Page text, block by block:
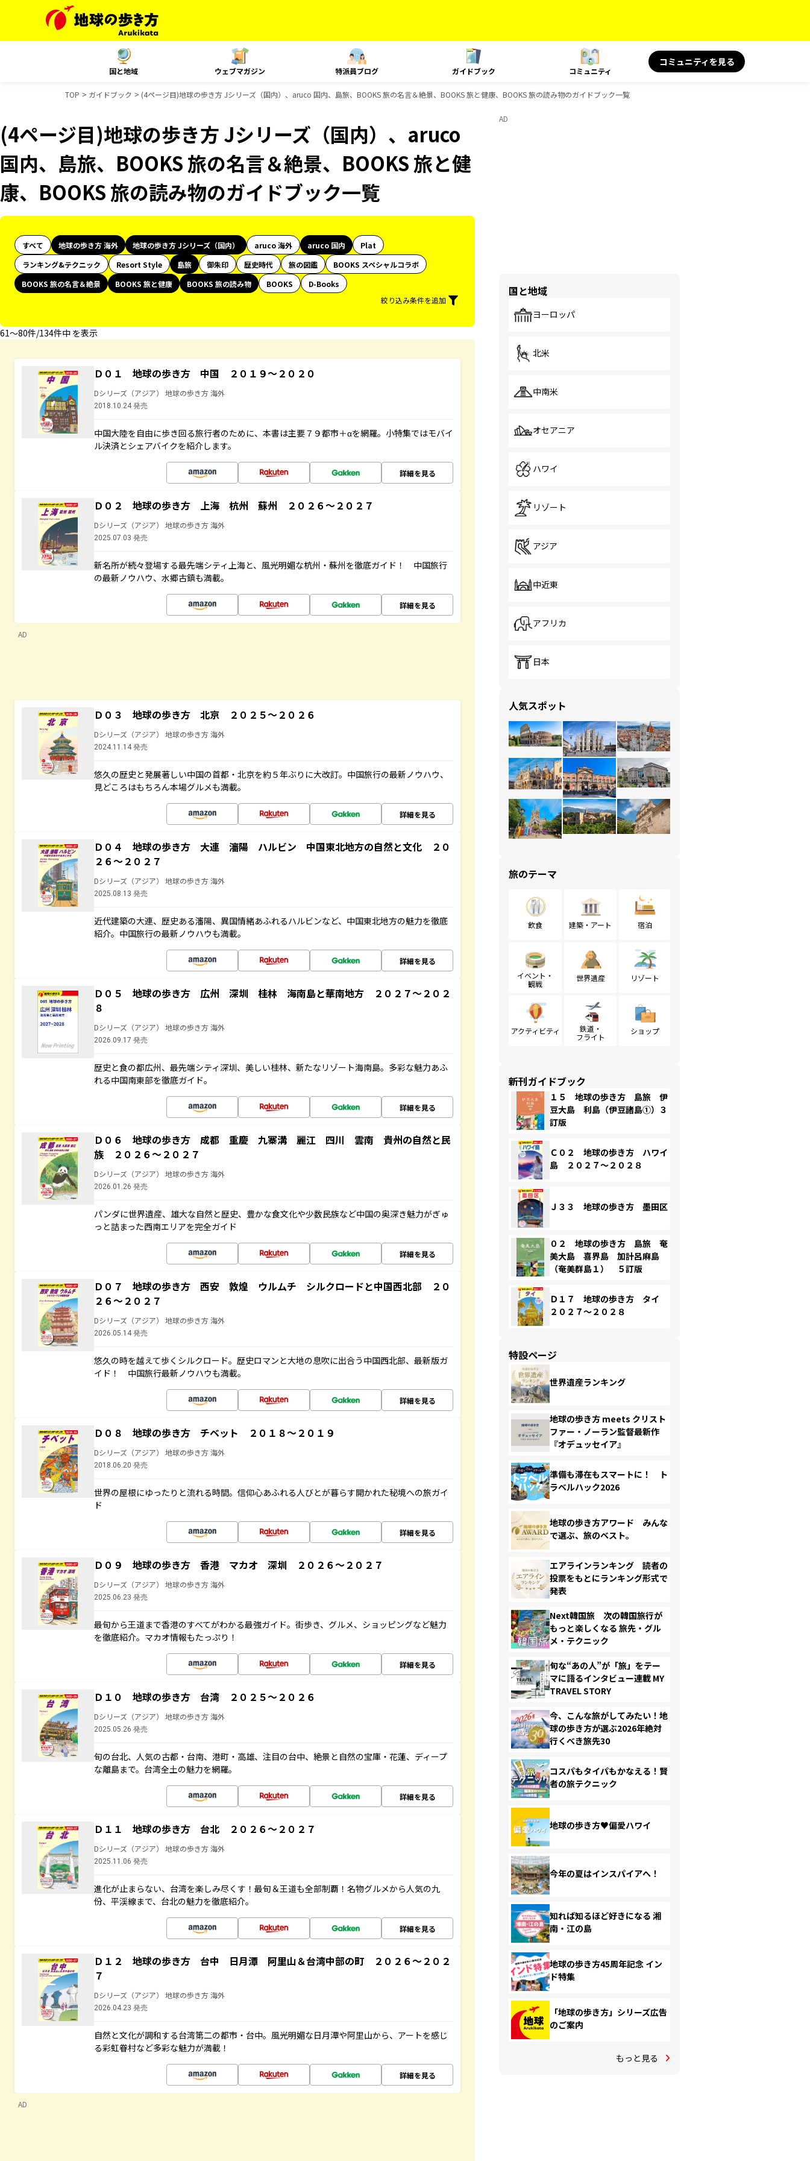
国と地域 ウェブマガジン 特派員ブログ ガイドブック コミュニティ
コミュニティを見る
TOP ガイドブック (4ページ目)地球の歩き方 Jシリーズ（国内）、aruco 国内、島旅、BOOKS 旅の名言＆絶景、BOOKS 旅と健康、BOOKS 旅の読み物のガイドブック一覧
(4ページ目)地球の歩き方 Jシリーズ（国内）、aruco
国内、島旅、BOOKS 旅の名言＆絶景、BOOKS 旅と健
康、BOOKS 旅の読み物のガイドブック一覧
すべて 地球の歩き方 海外 地球の歩き方 Jシリーズ（国内） aruco 海外 aruco 国内
Plat
ランキング&テクニック
Resort Style 島旅 御朱印 歴史時代 旅の図鑑
BOOKS スペシャルコラボ
BOOKS 旅の名言＆絶景
BOOKS 旅と健康 BOOKS 旅の読み物 BOOKS
D-Books
絞り込み条件を追加
61〜80件/134件中 を表示
Ｄ０１ 地球の歩き方 中国 ２０１９～２０２０
Dシリーズ（アジア） 地球の歩き方 海外
2018.10.24 発売
中国大陸を自由に歩き回る旅行者のために、本書は主要７９都市＋αを網羅。小特集ではモバイ
ル決済とシェアバイクを紹介します。
詳細を見る
Ｄ０２ 地球の歩き方 上海 杭州 蘇州 ２０２６～２０２７
Dシリーズ（アジア） 地球の歩き方 海外
2025.07.03 発売
新名所が続々登場する最先端シティ上海と、風光明媚な杭州・蘇州を徹底ガイド！ 中国旅行
の最新ノウハウ、水郷古鎮も満載。
詳細を見る
AD
Ｄ０３ 地球の歩き方 北京 ２０２５～２０２６
Dシリーズ（アジア） 地球の歩き方 海外
2024.11.14 発売
悠久の歴史と発展著しい中国の首都・北京を約５年ぶりに大改訂。中国旅行の最新ノウハウ、
見どころはもちろん本場グルメも満載。
詳細を見る
Ｄ０４ 地球の歩き方 大連 瀋陽 ハルビン 中国東北地方の自然と文化 ２０
２６～２０２７
Dシリーズ（アジア） 地球の歩き方 海外
2025.08.13 発売
近代建築の大連、歴史ある瀋陽、異国情緒あふれるハルビンなど、中国東北地方の魅力を徹底
紹介。中国旅行の最新ノウハウも満載。
詳細を見る
Ｄ０５ 地球の歩き方 広州 深圳 桂林 海南島と華南地方 ２０２７～２０２
８
Dシリーズ（アジア） 地球の歩き方 海外
2026.09.17 発売
歴史と食の都広州、最先端シティ深圳、美しい桂林、新たなリゾート海南島。多彩な魅力あふ
れる中国南東部を徹底ガイド。
詳細を見る
Ｄ０６ 地球の歩き方 成都 重慶 九寨溝 麗江 四川 雲南 貴州の自然と民
族 ２０２６～２０２７
Dシリーズ（アジア） 地球の歩き方 海外
2026.01.26 発売
パンダに世界遺産、雄大な自然と歴史、豊かな食文化や少数民族など中国の奥深き魅力がぎゅ
っと詰まった西南エリアを完全ガイド
詳細を見る
Ｄ０７ 地球の歩き方 西安 敦煌 ウルムチ シルクロードと中国西北部 ２０
２６～２０２７
Dシリーズ（アジア） 地球の歩き方 海外
2026.05.14 発売
悠久の時を越えて歩くシルクロード。歴史ロマンと大地の息吹に出合う中国西北部、最新版ガ
イド！ 中国旅行最新ノウハウも満載。
詳細を見る
Ｄ０８ 地球の歩き方 チベット ２０１８～２０１９
Dシリーズ（アジア） 地球の歩き方 海外
2018.06.20 発売
世界の屋根にゆったりと流れる時間。信仰心あふれる人びとが暮らす開かれた秘境への旅ガイ
ド
詳細を見る
Ｄ０９ 地球の歩き方 香港 マカオ 深圳 ２０２６～２０２７
Dシリーズ（アジア） 地球の歩き方 海外
2025.06.23 発売
最旬から王道まで香港のすべてがわかる最強ガイド。街歩き、グルメ、ショッピングなど魅力
を徹底紹介。マカオ情報もたっぷり！
詳細を見る
Ｄ１０ 地球の歩き方 台湾 ２０２５～２０２６
Dシリーズ（アジア） 地球の歩き方 海外
2025.05.26 発売
旬の台北、人気の古都・台南、港町・高雄、注目の台中、絶景と自然の宝庫・花蓮、ディープ
な離島まで。台湾全土の魅力を網羅。
詳細を見る
Ｄ１１ 地球の歩き方 台北 ２０２６～２０２７
Dシリーズ（アジア） 地球の歩き方 海外
2025.11.06 発売
進化が止まらない、台湾を楽しみ尽くす！最旬＆王道も全部制覇！名物グルメから人気の九
份、平渓線まで、台北の魅力を徹底紹介。
詳細を見る
Ｄ１２ 地球の歩き方 台中 日月潭 阿里山＆台湾中部の町 ２０２６～２０２
７
Dシリーズ（アジア） 地球の歩き方 海外
2026.04.23 発売
自然と文化が調和する台湾第二の都市・台中。風光明媚な日月潭や阿里山から、アートを感じ
る彩虹眷村など多彩な魅力が満載！
詳細を見る
AD
AD
国と地域
ヨーロッパ
北米
中南米
オセアニア
ハワイ
リゾート
アジア
中近東
アフリカ
日本
人気スポット
旅のテーマ
飲食 建築・アート 宿泊
イベント・
観戦
世界遺産 リゾート
アクティビティ
鉄道・
フライト
ショップ
新刊ガイドブック
１５ 地球の歩き方 島旅 伊
豆大島 利島（伊豆諸島①）３
訂版
Ｃ０２ 地球の歩き方 ハワイ
島 ２０２７～２０２８
Ｊ３３ 地球の歩き方 墨田区
０２ 地球の歩き方 島旅 奄
美大島 喜界島 加計呂麻島
（奄美群島１） ５訂版
Ｄ１７ 地球の歩き方 タイ
２０２７～２０２８
特設ページ
世界遺産ランキング
地球の歩き方 meets クリスト
ファー・ノーラン監督最新作
『オデュッセイア』
準備も滞在もスマートに！ ト
ラベルハック2026
地球の歩き方アワード みんな
で選ぶ、旅のベスト。
エアラインランキング 読者の
投票をもとにランキング形式で
発表
Next韓国旅 次の韓国旅行が
もっと楽しくなる 旅先・グル
メ・テクニック
旬な“あの人”が「旅」をテー
マに語るインタビュー連載 MY
TRAVEL STORY
今、こんな旅がしてみたい！地
球の歩き方が選ぶ2026年絶対
行くべき旅先30
コスパもタイパもかなえる！賢
者の旅テクニック
地球の歩き方♥偏愛ハワイ
今年の夏はインスパイアへ！
知れば知るほど好きになる 湘
南・江の島
地球の歩き方45周年記念 イン
ド特集
「地球の歩き方」シリーズ広告
のご案内
もっと見る